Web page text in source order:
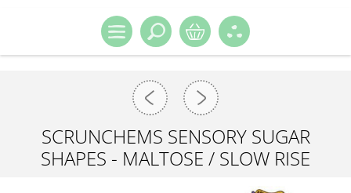
SCRUNCHEMS SENSORY SUGAR
SHAPES - MALTOSE / SLOW RISE